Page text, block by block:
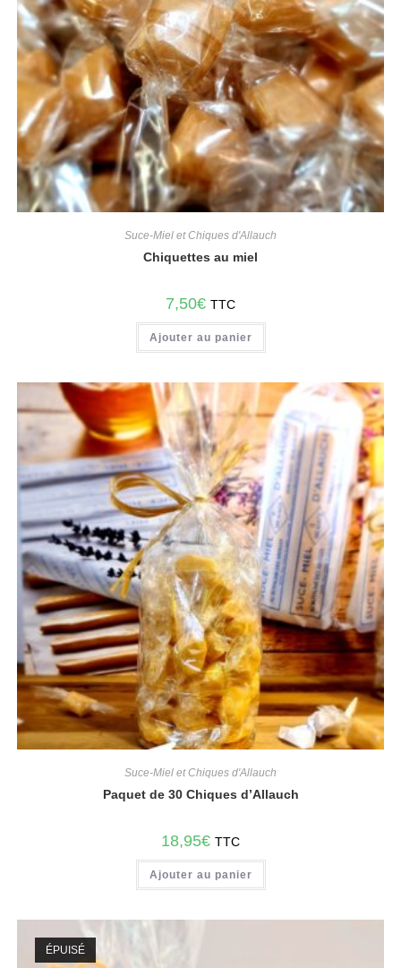
Suce-Miel et Chiques d'Allauch
Chiquettes au miel
7,50€ TTC
Ajouter au panier
Suce-Miel et Chiques d'Allauch
Paquet de 30 Chiques d’Allauch
18,95€ TTC
Ajouter au panier
ÉPUISÉ